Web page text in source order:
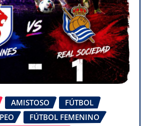
AMISTOSO
FÚTBOL
FÚTBOL FEMENINO